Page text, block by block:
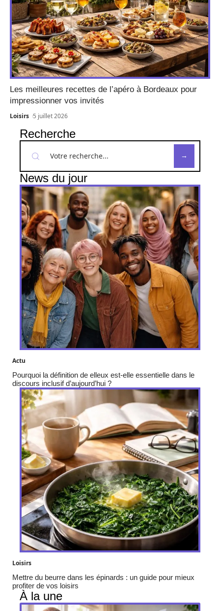
Les meilleures recettes de l’apéro à Bordeaux pour
impressionner vos invités
Loisirs 5 juillet 2026
Recherche
News du jour
Actu
Pourquoi la définition de elleux est-elle essentielle dans le
discours inclusif d’aujourd’hui ?
Loisirs
Mettre du beurre dans les épinards : un guide pour mieux
profiter de vos loisirs
À la une